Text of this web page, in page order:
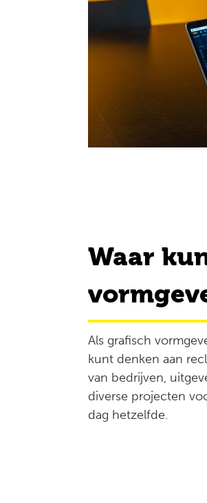
Waar
Als grafisch
kunt denken aan
van bedrijven,
diverse projecten
dag hetzelfde.